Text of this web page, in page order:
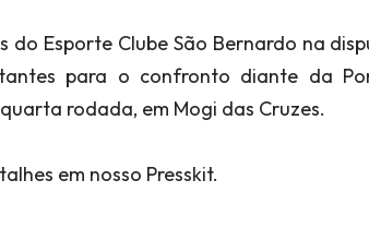
do Esporte Clube São Bernardo na
para o confronto diante da
rodada, em Mogi das Cruzes.
em nosso Presskit.